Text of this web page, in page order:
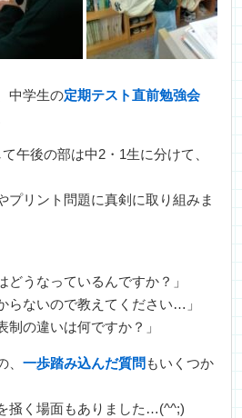
中学生の定期テスト直前勉強会
午後の部は中2・1生に分けて、
プリント問題に真剣に取り組みま
どうなっているんですか？」
らないので教えてください…」
制の違いは何ですか？」
、一歩踏み込んだ質問 もいくつか
掻く場面もありました…(^^;)